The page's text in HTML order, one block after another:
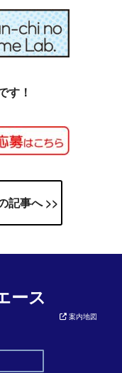
す！
記事へ >>
ース
案内地図